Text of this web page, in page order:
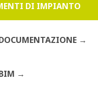
DI IMPIANTO